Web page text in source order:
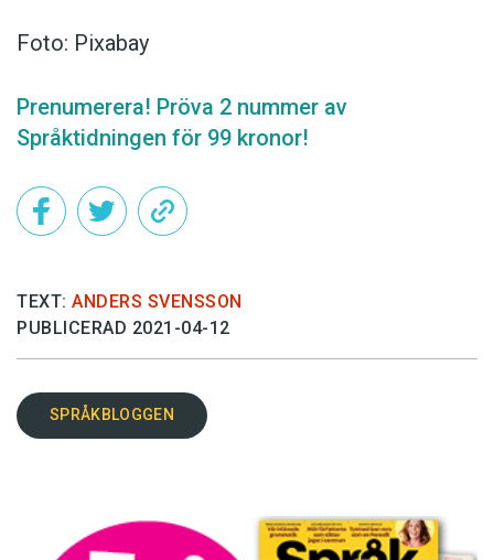
Foto: Pixabay
Prenumerera! Pröva 2 nummer av
Språktidningen för 99 kronor!
TEXT: ANDERS SVENSSON
PUBLICERAD 2021-04-12
SPRÅKBLOGGEN